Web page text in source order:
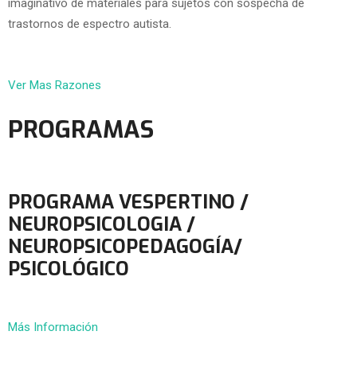
imaginativo de materiales para sujetos con sospecha de
trastornos de espectro autista.
Ver Mas Razones
PROGRAMAS
PROGRAMA VESPERTINO /
NEUROPSICOLOGIA /
NEUROPSICOPEDAGOGÍA/
PSICOLÓGICO
Más Información